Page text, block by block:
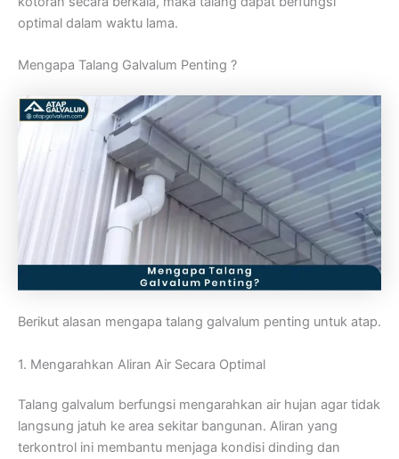
optimal dalam waktu lama.
Mengapa Talang Galvalum Penting ?
Berikut alasan mengapa talang galvalum penting untuk atap.
1. Mengarahkan Aliran Air Secara Optimal
Talang galvalum berfungsi mengarahkan air hujan agar tidak
langsung jatuh ke area sekitar bangunan. Aliran yang
terkontrol ini membantu menjaga kondisi dinding dan